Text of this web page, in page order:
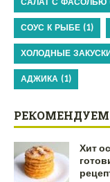
САЛАТ С ФАСОЛЬЮ
СОУС К РЫБЕ (1)
ХОЛОДНЫЕ ЗАКУСКИ
АДЖИКА (1)
Хит